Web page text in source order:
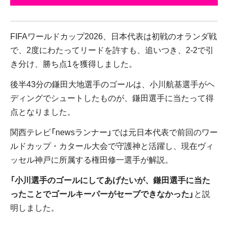
FIFAワールドカップ2026、日本代表は初戦のオランダ戦
で、2度にわたってリードを許すも、追いつき、2-2で引
き分け、勝ち点1を獲得しました。
後半43分の鎌田大地選手のゴールは、小川航基選手がヘ
ディングでシュートしたものが、鎌田選手に当たって得
点となりました。
関西テレビ「newsランナー」では元日本代表で前回のワー
ルドカップ・カタール大会で守護神と活躍し、現在ヴィ
ッセル神戸に所属する権田修一選手が解説。
「小川選手のゴールにしてあげたいが、鎌田選手に当た
ったことでゴールキーパーがセーブできなかった」 と説
明しました。